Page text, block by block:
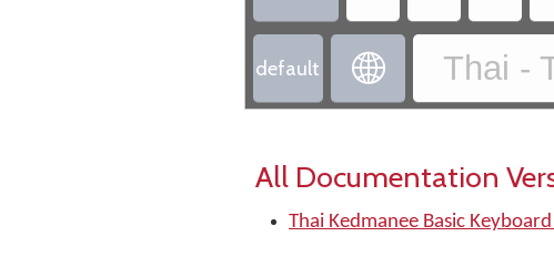
default  Thai -
All Documentation
Thai Kedmanee Basic